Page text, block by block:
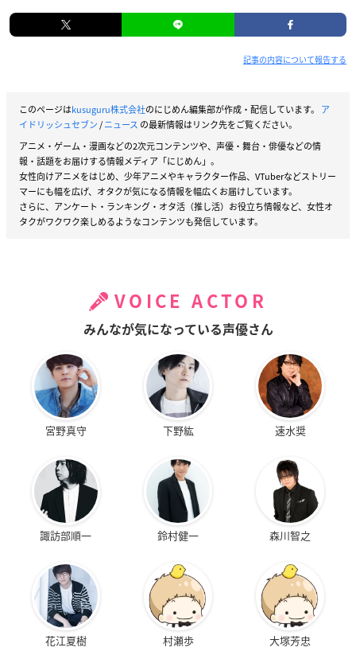
記事の内容について報告する
このページはkusuguru株式会社のにじめん編集部が作成・配信しています。 ア
イドリッシュセブン/ニュース の最新情報はリンク先をご覧ください。
アニメ・ゲーム・漫画などの2次元コンテンツや、声優・舞台・俳優などの情
報・話題をお届けする情報メディア「にじめん」。
女性向けアニメをはじめ、少年アニメやキャラクター作品、VTuberなどストリー
マーにも幅を広げ、オタクが気になる情報を幅広くお届けしています。
さらに、アンケート・ランキング・オタ活（推し活）お役立ち情報など、女性オ
タクがワクワク楽しめるようなコンテンツも発信しています。
VOICE ACTOR
みんなが気になっている声優さん
宮野真守 下野紘 速水奨
諏訪部順一 鈴村健一 森川智之
花江夏樹 村瀬歩 大塚芳忠